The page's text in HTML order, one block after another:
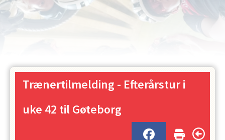
Trænertilmelding - Efterårstur i
uke 42 til Gøteborg